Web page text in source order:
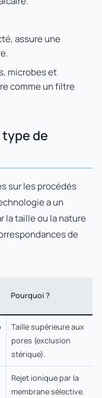
assure une
microbes et
comme un filtre
de
sur les procédés
a un
la taille ou la nature
de
Pourquoi ?
Taille supérieure aux
pores (exclusion
stérique).
Rejet ionique par la
membrane sélective.